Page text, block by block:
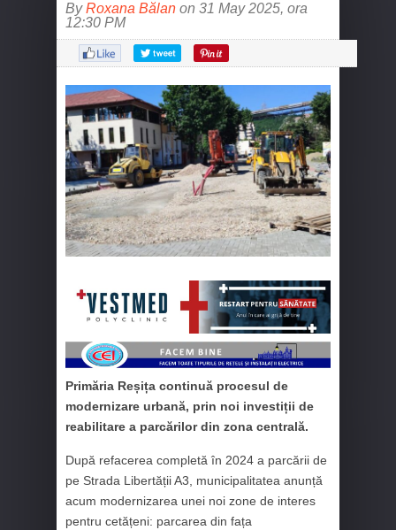
ByRoxana Bălan on 31 May 2025, ora
12:30 PM
Primăria Reșița continuă procesul de
modernizare urbană, prin noi investiții de
reabilitare a parcărilor din zona centrală.
După refacerea completă în 2024 a parcării de
pe Strada Libertății A3, municipalitatea anunță
acum modernizarea unei noi zone de interes
pentru cetățeni: parcarea din fața